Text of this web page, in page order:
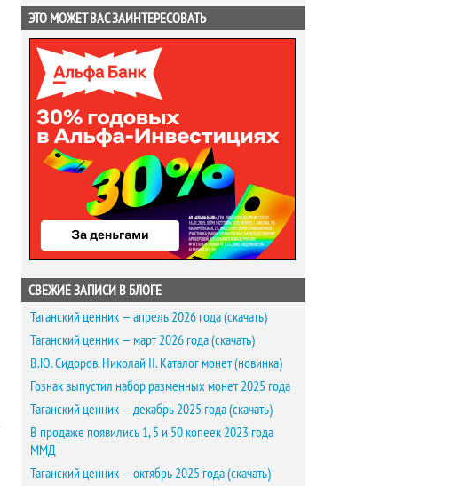
ЭТО МОЖЕТ ВАС ЗАИНТЕРЕСОВАТЬ
СВЕЖИЕ ЗАПИСИ В БЛОГЕ
Таганский ценник — апрель 2026 года (скачать)
Таганский ценник — март 2026 года (скачать)
В.Ю. Сидоров. Николай II. Каталог монет (новинка)
Гознак выпустил набор разменных монет 2025 года
Таганский ценник — декабрь 2025 года (скачать)
В продаже появились 1, 5 и 50 копеек 2023 года
ММД
Таганский ценник — октябрь 2025 года (скачать)